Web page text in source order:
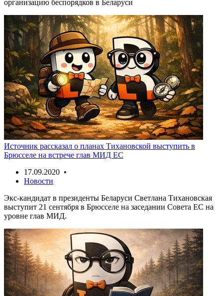
организацию беспорядков в Беларуси
Источник рассказал о планах Тихановской выступить в
Брюсселе на встрече глав МИД ЕС
17.09.2020 •
Новости
Экс-кандидат в президенты Беларуси Светлана Тихановская
выступит 21 сентября в Брюсселе на заседании Совета ЕС на
уровне глав МИД.